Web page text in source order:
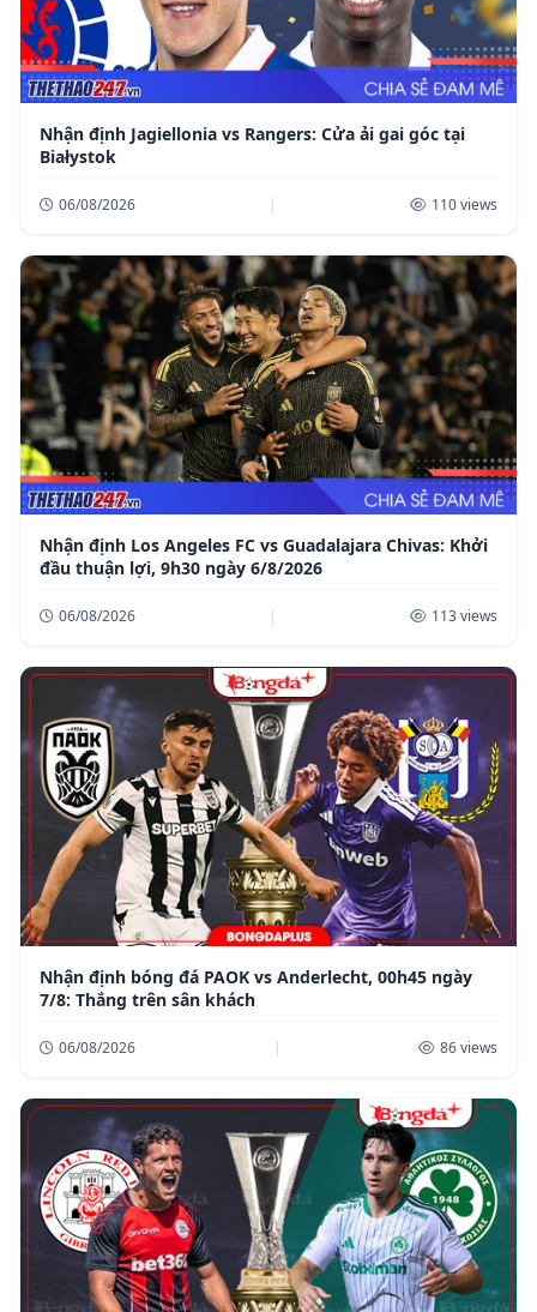
Nhận định Jagiellonia vs Rangers: Cửa ải gai góc tại
Białystok
06/08/2026 | 110 views
Nhận định Los Angeles FC vs Guadalajara Chivas: Khởi
đầu thuận lợi, 9h30 ngày 6/8/2026
06/08/2026 | 113 views
Nhận định bóng đá PAOK vs Anderlecht, 00h45 ngày
7/8: Thắng trên sân khách
06/08/2026 | 86 views